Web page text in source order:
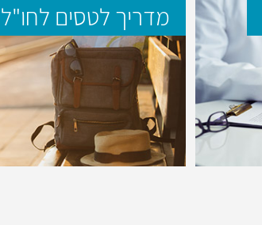
מדריך לטסים לחו"ל